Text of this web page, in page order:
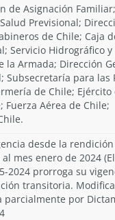
de Asignación Familiar;
Previsional;
de Chile; Caja
Servicio Hidrográfico y
la Armada; Dirección
Subsecretaría para las
de Chile; Ejército
Fuerza Aérea de Chile;
desde la
mes enero de 2024
2024 prorroga su
transitoria.
parcialmente por